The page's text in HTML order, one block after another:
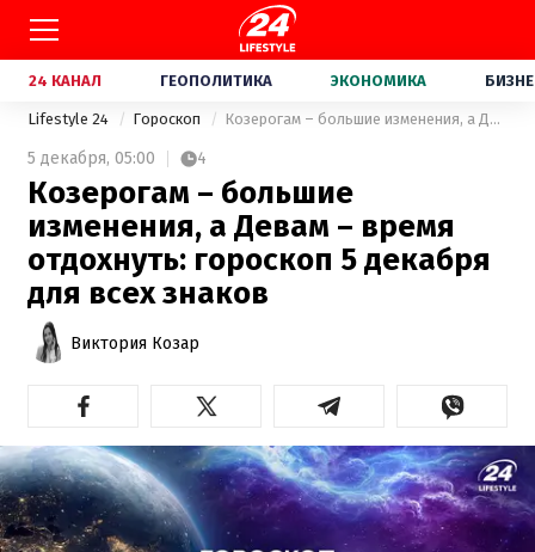
24 КАНАЛ ГЕОПОЛИТИКА ЭКОНОМИКА
Lifestyle 24 Гороскоп Козерогам – большие изменения, а Девам – время отдохнуть: гороскоп 5 декабря для всех знаков
5 декабря, 05:00 4
Козерогам – большие
изменения, а Девам – время
отдохнуть: гороскоп 5 декабря
для всех знаков
Виктория Козар